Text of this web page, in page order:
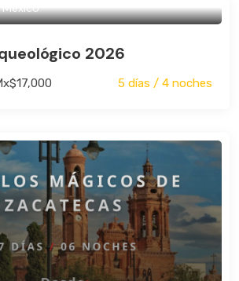
México
2026
5 días / 4 noches